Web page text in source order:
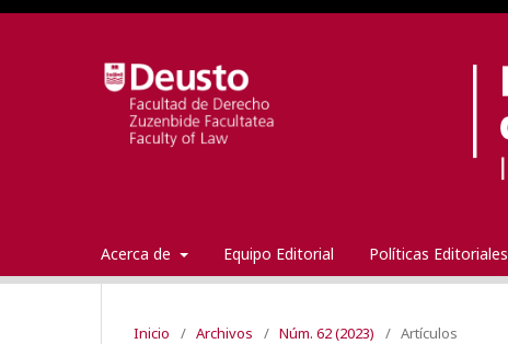
Acerca de Equipo Editorial Políticas Editoriales
Inicio / Archivos / Núm. 62 (2023) / Artículos